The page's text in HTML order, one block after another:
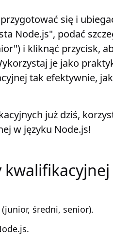
się i
Node.js", podać
i kliknąć przycisk,
je jako
tak efektywnie,
już dziś,
w języku Node.js!
średni, senior).